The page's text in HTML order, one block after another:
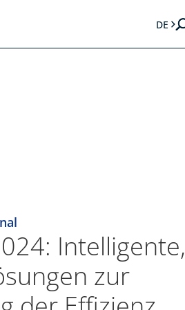
DE
Intelligente,
zur